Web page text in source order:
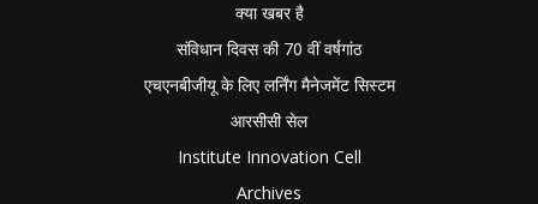
क्या खबर है
संविधान दिवस की 70 वीं वर्षगांठ
एचएनबीजीयू के लिए लर्निंग मैनेजमेंट सिस्टम
आरसीसी सेल
Institute Innovation Cell
Archives